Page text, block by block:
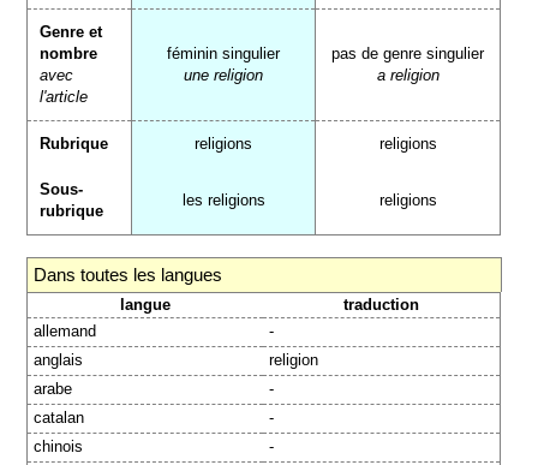
Genre et
nombre
avec
l'article
féminin singulier
une religion
pas de genre singulier
a religion
Rubrique religions religions
Sous-
rubrique
les religions religions
Dans toutes les langues
langue
traduction
allemand
-
anglais
religion
arabe
-
catalan
-
chinois
-